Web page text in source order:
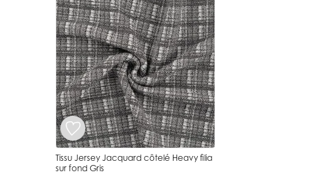
Tissu Jersey Jacquard côtelé Heavy filia
sur fond Gris